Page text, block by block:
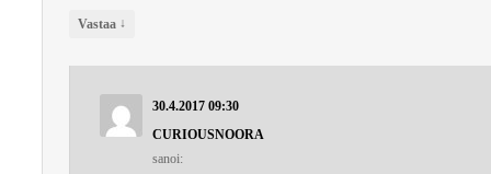
Vastaa ↓
30.4.2017 09:30
CURIOUSNOORA
sanoi: